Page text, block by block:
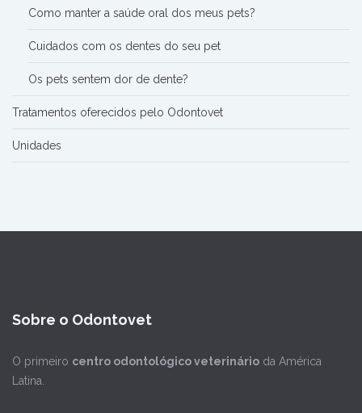
Como manter a saúde oral dos meus pets?
Cuidados com os dentes do seu pet
Os pets sentem dor de dente?
Tratamentos oferecidos pelo Odontovet
Unidades
Sobre o Odontovet
O primeiro centro odontológico veterinário da América
Latina.